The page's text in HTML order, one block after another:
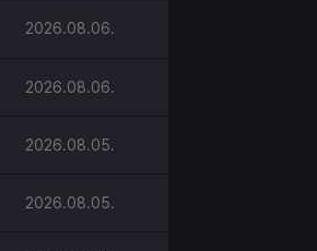
2026.08.06.
2026.08.06.
2026.08.05.
2026.08.05.